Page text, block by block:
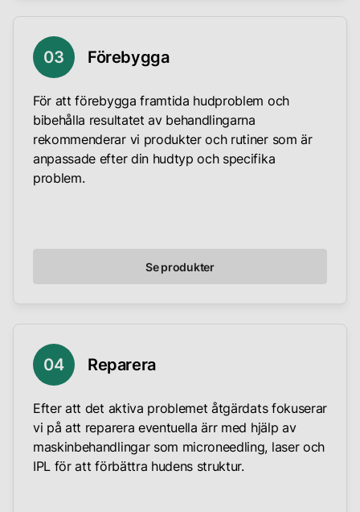
03 Förebygga
För att förebygga framtida hudproblem och
bibehålla resultatet av behandlingarna
rekommenderar vi produkter och rutiner som är
anpassade efter din hudtyp och specifika
problem.
Se produkter
04 Reparera
Efter att det aktiva problemet åtgärdats fokuserar
vi på att reparera eventuella ärr med hjälp av
maskinbehandlingar som microneedling, laser och
IPL för att förbättra hudens struktur.